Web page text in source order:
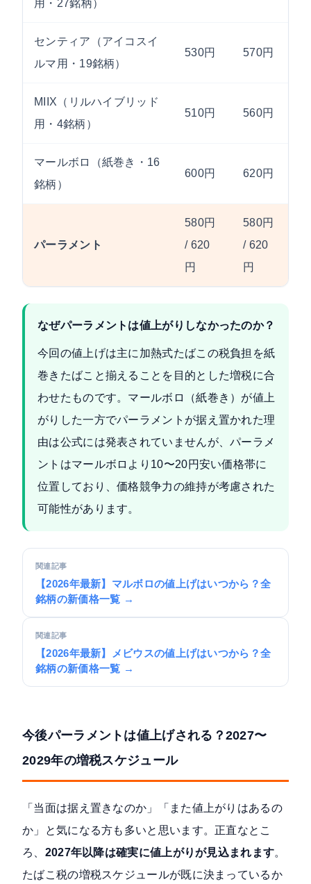
用・27銘柄）
センティア（アイコスイ
ルマ用・19銘柄）
530円 570円
MIIX（リルハイブリッド
用・4銘柄）
510円 560円
マールボロ（紙巻き・16
銘柄）
600円 620円
パーラメント
580円
/ 620
円
580円
/ 620
円
なぜパーラメントは値上がりしなかったのか？
今回の値上げは主に加熱式たばこの税負担を紙
巻きたばこと揃えることを目的とした増税に合
わせたものです。マールボロ（紙巻き）が値上
がりした一方でパーラメントが据え置かれた理
由は公式には発表されていませんが、パーラメ
ントはマールボロより10〜20円安い価格帯に
位置しており、価格競争力の維持が考慮された
可能性があります。
関連記事
【2026年最新】マルボロの値上げはいつから？全
銘柄の新価格一覧 →
関連記事
【2026年最新】メビウスの値上げはいつから？全
銘柄の新価格一覧 →
今後パーラメントは値上げされる？2027〜
2029年の増税スケジュール
「当面は据え置きなのか」「また値上がりはあるの
か」と気になる方も多いと思います。正直なとこ
ろ、 2027年以降は確実に値上がりが見込まれます。
たばこ税の増税スケジュールが既に決まっているか